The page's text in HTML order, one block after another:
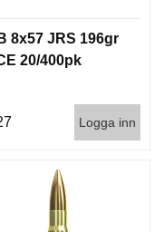
8x57 JRS 196gr
20/400pk
Logga inn